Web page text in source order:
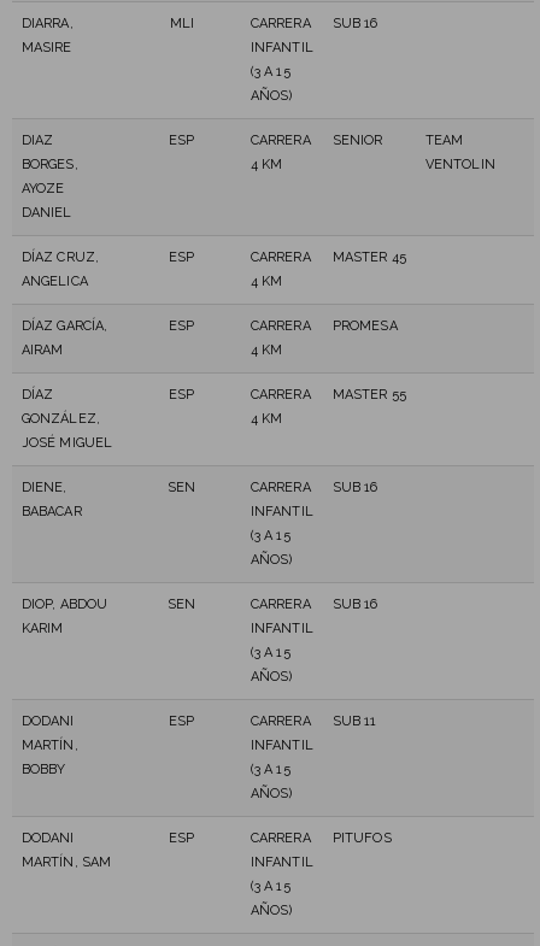
DIARRA,
MASIRE
MLI
CARRERA
INFANTIL
(3 A 15
AÑOS)
SUB 16
DIAZ
BORGES,
AYOZE
DANIEL
ESP
CARRERA
4 KM
SENIOR
TEAM
VENTOLIN
DÍAZ CRUZ,
ANGELICA
ESP
CARRERA
4 KM
MASTER 45
DÍAZ GARCÍA,
AIRAM
ESP
CARRERA
4 KM
PROMESA
DÍAZ
GONZÁLEZ,
JOSÉ MIGUEL
ESP
CARRERA
4 KM
MASTER 55
DIENE,
BABACAR
SEN
CARRERA
INFANTIL
(3 A 15
AÑOS)
SUB 16
DIOP, ABDOU
KARIM
SEN
CARRERA
INFANTIL
(3 A 15
AÑOS)
SUB 16
DODANI
MARTÍN,
BOBBY
ESP
CARRERA
INFANTIL
(3 A 15
AÑOS)
SUB 11
DODANI
MARTÍN, SAM
ESP
CARRERA
INFANTIL
(3 A 15
AÑOS)
PITUFOS